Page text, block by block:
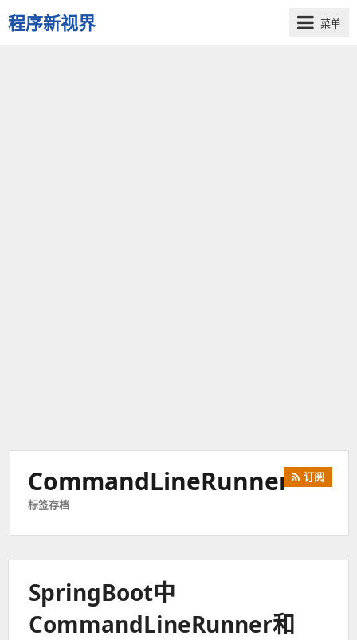
程序新视界
开
菜单
CommandLineRunner
标签存档
订阅
SpringBoot中
CommandLineRunner和